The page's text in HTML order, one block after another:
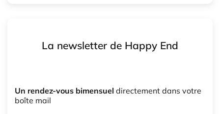
La newsletter de Happy End
Un rendez-vous bimensuel directement dans votre
boîte mail